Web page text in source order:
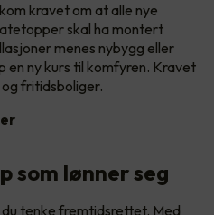
kravet om at alle nye
skal ha montert
menes nybygg eller
en ny kurs til komfyren. Kravet
fritidsboliger.
som lønner seg
tenke fremtidsrettet. Med